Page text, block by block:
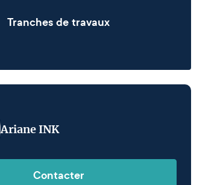
Tranches de travaux
Ariane INK
Contacter